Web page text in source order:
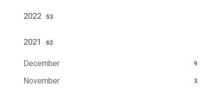
2022 53
2021 62
December 9
November 3